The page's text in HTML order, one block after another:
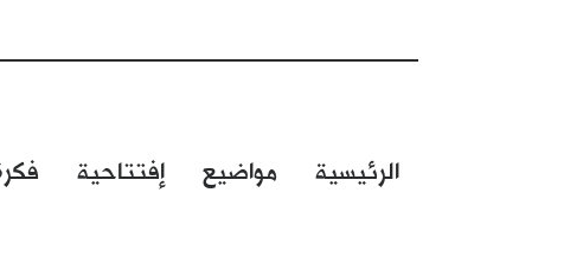
الرئيسية مواضيع إفتتاحية